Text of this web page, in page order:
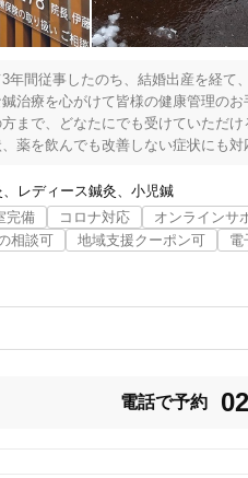
年間従事したのち、結婚出産を経て
治療を心がけて皆様の健康管理のお
まで、どなたにでも受けていただけ
薬を飲んでも改善しない症状にも対
整、痛みの改善などの効果が期待で
レディース鍼灸
小児鍼
完備 コロナ対応 オンラインサ
相談可 地域支援クーポン可 電
電話で予約